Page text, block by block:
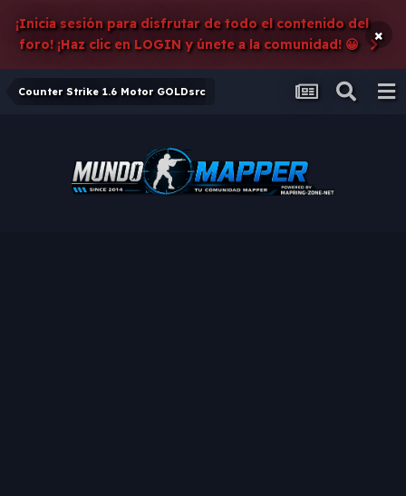
¡Inicia sesión para disfrutar de todo el contenido del
foro! ¡Haz clic en LOGIN y únete a la comunidad! 😀
×
Counter Strike 1.6 Motor GOLDsrc